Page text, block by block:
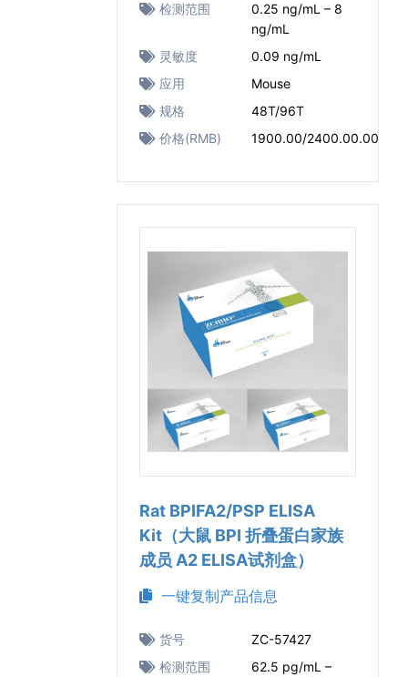
检测范围
0.25 ng/mL – 8
ng/mL
灵敏度
0.09 ng/mL
应用
Mouse
规格
48T/96T
价格(RMB)
1900.00/2400.00.00
Rat BPIFA2/PSP ELISA
Kit（大鼠 BPI 折叠蛋白家族
成员 A2 ELISA试剂盒）
一键复制产品信息
货号
ZC-57427
检测范围
62.5 pg/mL –